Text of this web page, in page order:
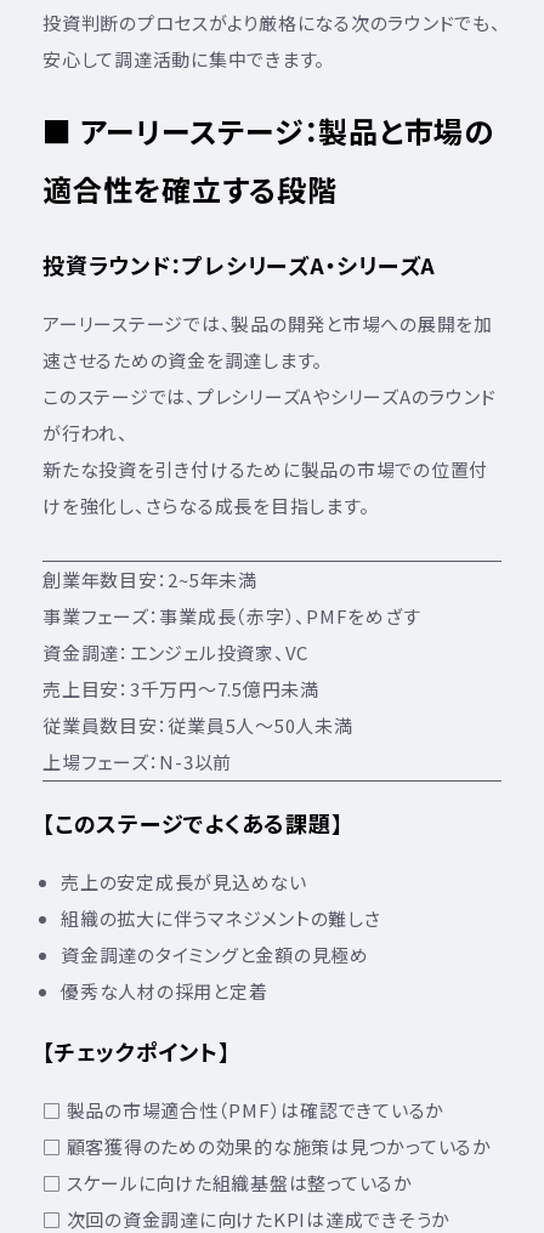
投資判断のプロセスがより厳格になる次のラウンドでも、
安心して調達活動に集中できます。
■ アーリーステージ：製品と市場の
適合性を確立する段階
投資ラウンド：プレシリーズA・シリーズA
アーリーステージでは、製品の開発と市場への展開を加
速させるための資金を調達します。
このステージでは、プレシリーズAやシリーズAのラウンド
が行われ、
新たな投資を引き付けるために製品の市場での位置付
けを強化し、さらなる成長を目指します。
創業年数目安：2~5年未満
事業フェーズ：事業成長（赤字）、PMFをめざす
資金調達：エンジェル投資家、VC
売上目安：3千万円～7.5億円未満
従業員数目安：従業員5人～50人未満
上場フェーズ：N-3以前
【このステージでよくある課題】
売上の安定成長が見込めない
組織の拡大に伴うマネジメントの難しさ
資金調達のタイミングと金額の見極め
優秀な人材の採用と定着
【チェックポイント】
□ 製品の市場適合性（PMF）は確認できているか
□ 顧客獲得のための効果的な施策は見つかっているか
□ スケールに向けた組織基盤は整っているか
□ 次回の資金調達に向けたKPIは達成できそうか